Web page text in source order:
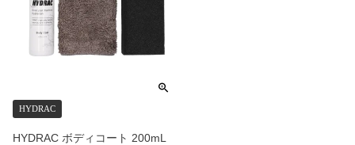
HYDRAC
HYDRAC ボディコート 200mL